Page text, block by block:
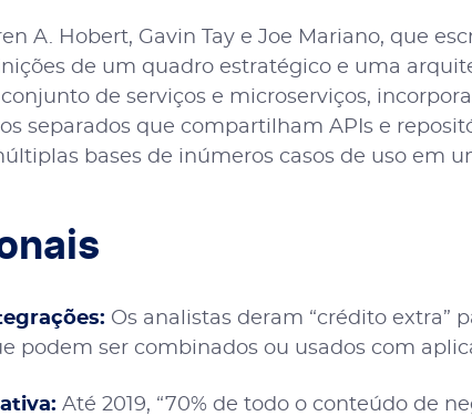
A. Hobert, Gavin Tay e Joe Mariano, que
de um quadro estratégico e uma
de serviços e microserviços,
separados que compartilham APIs e
bases de inúmeros casos de uso em
Os analistas deram “crédito extra”
podem ser combinados ou usados com
Até 2019, “70% de todo o conteúdo de